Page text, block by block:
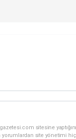
sitesine
yorumlardan site yönetimi